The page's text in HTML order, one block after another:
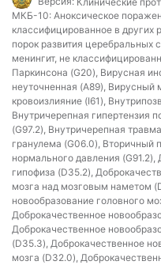
МКБ-10: Аноксическое
классифицированное в других
порок развития церебральных
менингит, не
Паркинсона (G20), Вирусная
неуточненная (A89), Вирусный
кровоизлияние (I61),
Внутричерепная гипертензия
(G97.2), Внутричерепная
гранулема (G06.0), Вторичный
нормального давления
гипофиза (D35.2),
мозга над мозговым наметом
новообразование головного
Доброкачественное
Доброкачественное
(D35.3), Доброкачественное
мозга (D32.0),